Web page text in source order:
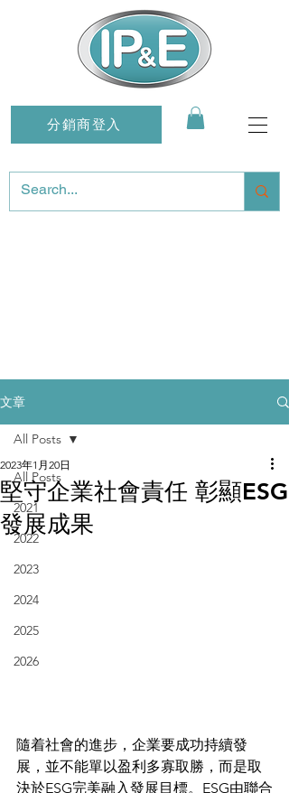
分銷商登入
文章
All Posts
2021
2022
2023
2024
2025
2026
All Posts
堅守企業社會責任 彰顯ESG
發展成果
2023年1月20日
隨着社會的進步，企業要成功持續發
展，並不能單以盈利多寡取勝，而是取
決於ESG完美融入發展目標。ESG由聯合